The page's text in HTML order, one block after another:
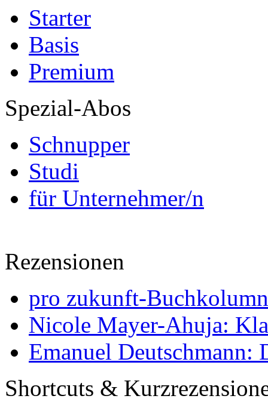
Starter
Basis
Premium
Spezial-Abos
Schnupper
Studi
für Unternehmer/n
Rezensionen
pro zukunft-
Nicole Mayer-Ahuja:
Emanuel Deutschmann:
Shortcuts &